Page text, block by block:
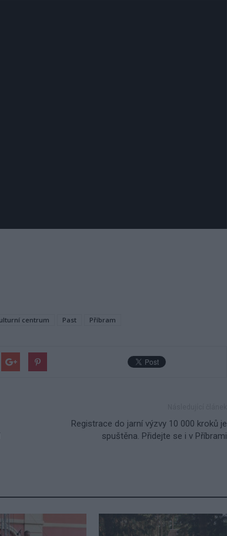
centrum Past Příbram
Registrace do jarní výzvy 10 000 kroků je
spuštěna. Přidejte se i v Příbrami